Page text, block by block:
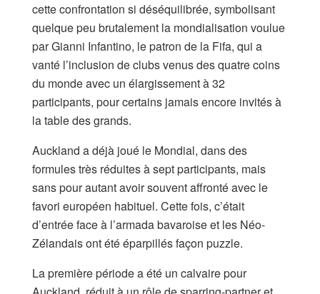
cette confrontation si déséquilibrée, symbolisant
quelque peu brutalement la mondialisation voulue
par Gianni Infantino, le patron de la Fifa, qui a
vanté l’inclusion de clubs venus des quatre coins
du monde avec un élargissement à 32
participants, pour certains jamais encore invités à
la table des grands.
Auckland a déjà joué le Mondial, dans des
formules très réduites à sept participants, mais
sans pour autant avoir souvent affronté avec le
favori européen habituel. Cette fois, c’était
d’entrée face à l’armada bavaroise et les Néo-
Zélandais ont été éparpillés façon puzzle.
La première période a été un calvaire pour